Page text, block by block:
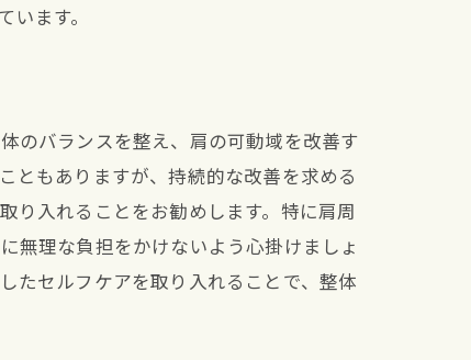
ます。
のバランスを整え、肩の可動域を改善す
ともありますが、持続的な改善を求める
り入れることをお勧めします。特に肩周
無理な負担をかけないよう心掛けましょ
たセルフケアを取り入れることで、整体